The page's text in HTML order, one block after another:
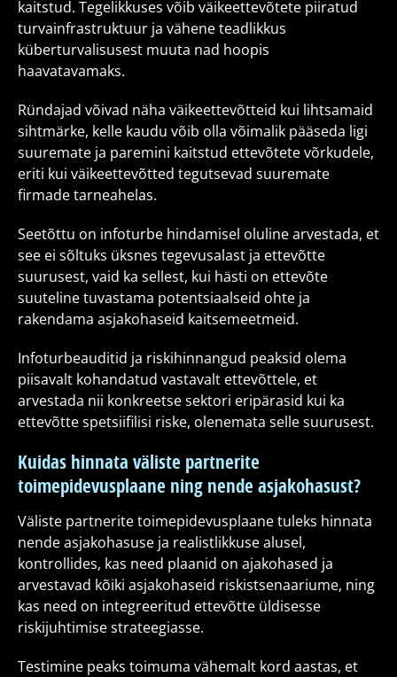
kaitstud. Tegelikkuses võib väikeettevõtete piiratud
turvainfrastruktuur ja vähene teadlikkus
küberturvalisusest muuta nad hoopis
haavatavamaks.
Ründajad võivad näha väikeettevõtteid kui lihtsamaid
sihtmärke, kelle kaudu võib olla võimalik pääseda ligi
suuremate ja paremini kaitstud ettevõtete võrkudele,
eriti kui väikeettevõtted tegutsevad suuremate
firmade tarneahelas.
Seetõttu on infoturbe hindamisel oluline arvestada, et
see ei sõltuks üksnes tegevusalast ja ettevõtte
suurusest, vaid ka sellest, kui hästi on ettevõte
suuteline tuvastama potentsiaalseid ohte ja
rakendama asjakohaseid kaitsemeetmeid.
Infoturbeauditid ja riskihinnangud peaksid olema
piisavalt kohandatud vastavalt ettevõttele, et
arvestada nii konkreetse sektori eripärasid kui ka
ettevõtte spetsiifilisi riske, olenemata selle suurusest.
Kuidas hinnata väliste partnerite
toimepidevusplaane ning nende asjakohasust?
Väliste partnerite toimepidevusplaane tuleks hinnata
nende asjakohasuse ja realistlikkuse alusel,
kontrollides, kas need plaanid on ajakohased ja
arvestavad kõiki asjakohaseid riskistsenaariume, ning
kas need on integreeritud ettevõtte üldisesse
riskijuhtimise strateegiasse.
Testimine peaks toimuma vähemalt kord aastas, et